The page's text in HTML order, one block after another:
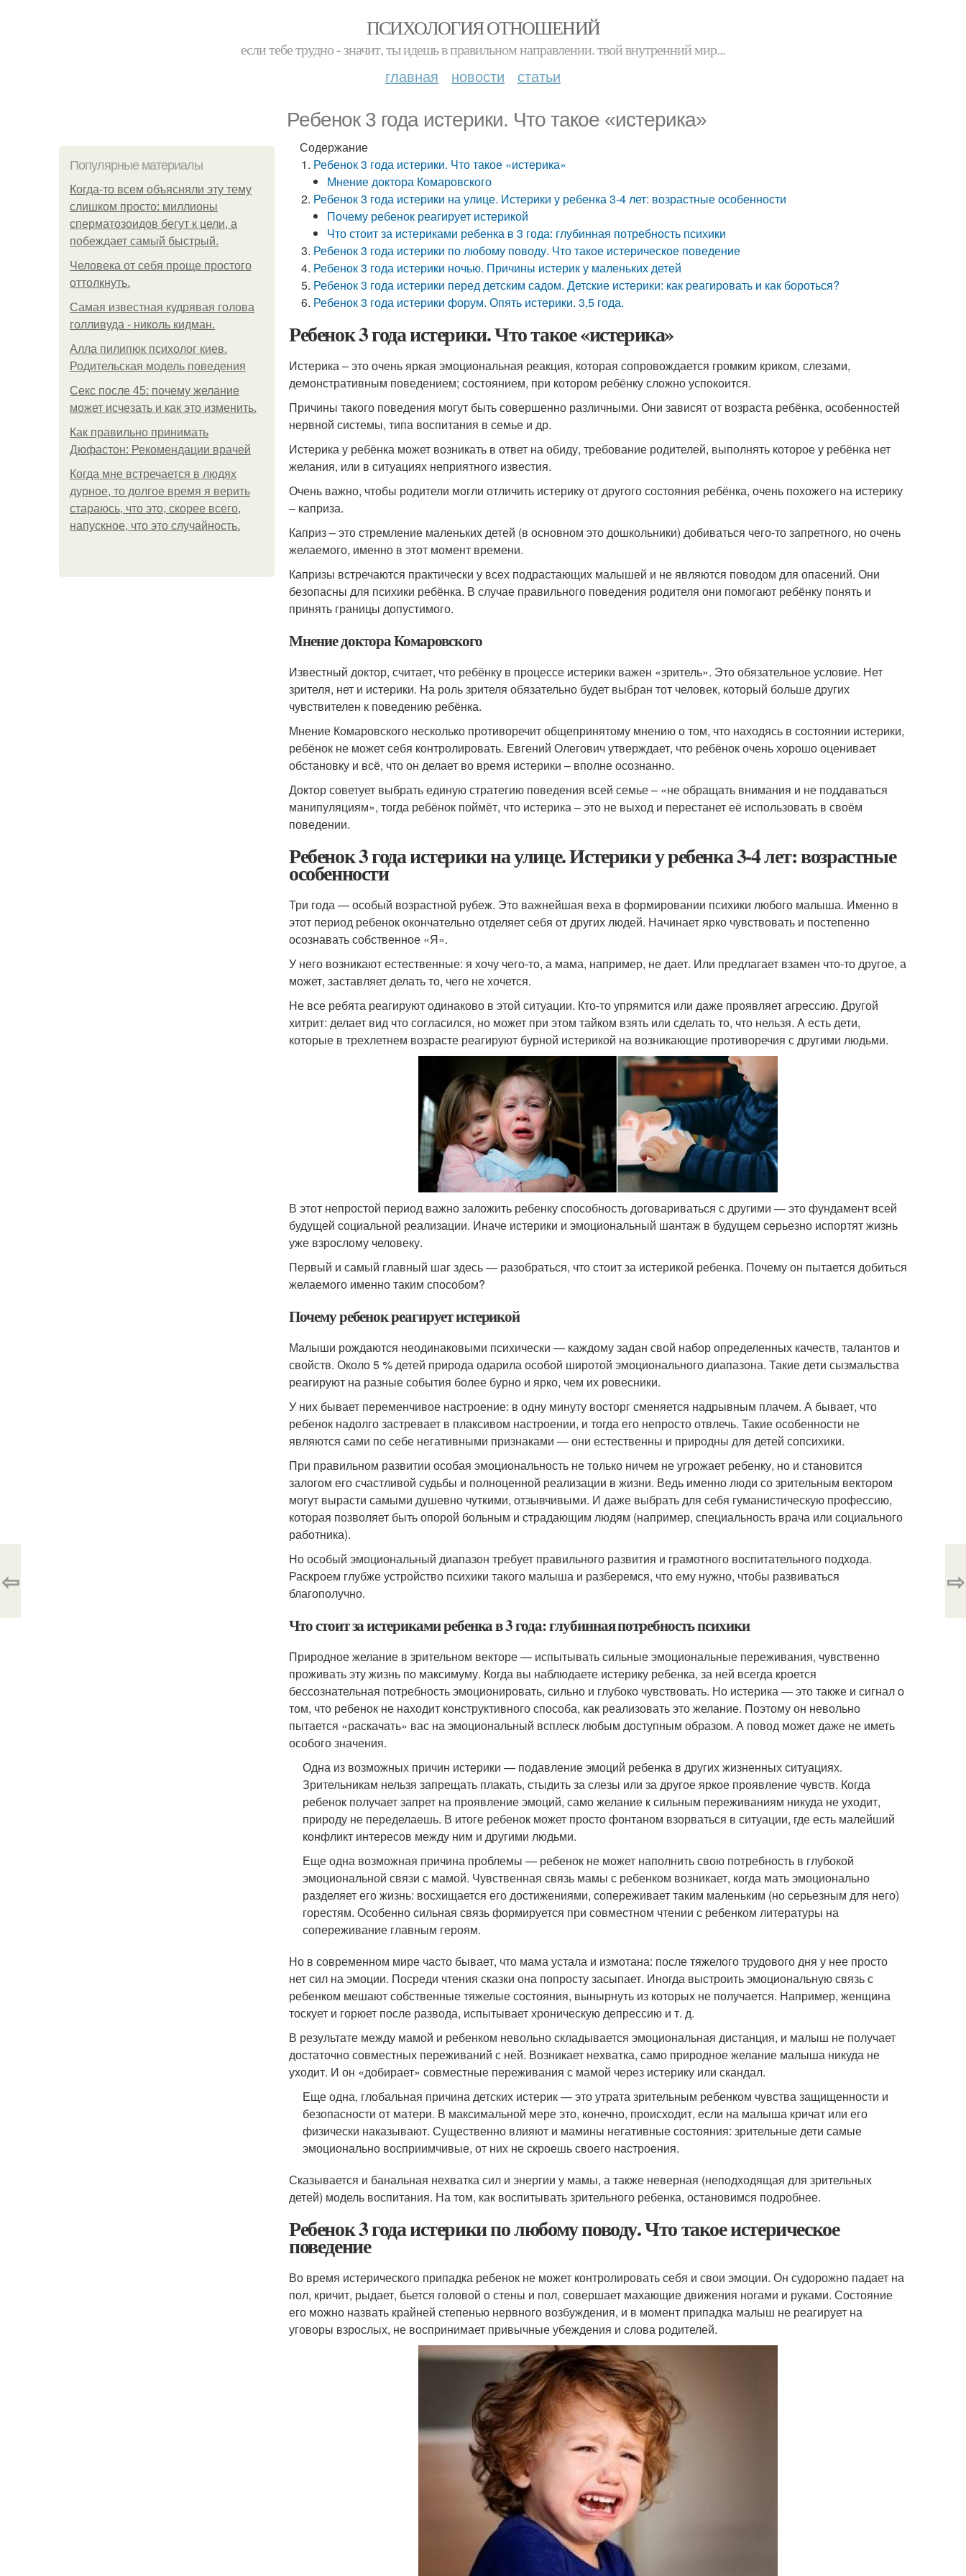
ПСИХОЛОГИЯ ОТНОШЕНИЙ
если тебе трудно - значит, ты идешь в правильном направлении. твой внутренний мир...
главная новости статьи
Ребенок 3 года истерики. Что такое «истерика»
Популярные материалы
Когда-то всем объясняли эту тему
слишком просто: миллионы
сперматозоидов бегут к цели, а
побеждает самый быстрый.
Человека от себя проще простого
оттолкнуть.
Самая известная кудрявая голова
голливуда - николь кидман.
Алла пилипюк психолог киев.
Родительская модель поведения
Секс после 45: почему желание
может исчезать и как это изменить.
Как правильно принимать
Дюфастон: Рекомендации врачей
Когда мне встречается в людях
дурное, то долгое время я верить
стараюсь, что это, скорее всего,
напускное, что это случайность.
Содержание
Ребенок 3 года истерики. Что такое «истерика»
Мнение доктора Комаровского
Ребенок 3 года истерики на улице. Истерики у ребенка 3-4 лет: возрастные особенности
Почему ребенок реагирует истерикой
Что стоит за истериками ребенка в 3 года: глубинная потребность психики
Ребенок 3 года истерики по любому поводу. Что такое истерическое поведение
Ребенок 3 года истерики ночью. Причины истерик у маленьких детей
Ребенок 3 года истерики перед детским садом. Детские истерики: как реагировать и как бороться?
Ребенок 3 года истерики форум. Опять истерики. 3,5 года.
Ребенок 3 года истерики. Что такое «истерика»
Истерика – это очень яркая эмоциональная реакция, которая сопровождается громким криком, слезами,
демонстративным поведением; состоянием, при котором ребёнку сложно успокоится.
Причины такого поведения могут быть совершенно различными. Они зависят от возраста ребёнка, особенностей
нервной системы, типа воспитания в семье и др.
Истерика у ребёнка может возникать в ответ на обиду, требование родителей, выполнять которое у ребёнка нет
желания, или в ситуациях неприятного известия.
Очень важно, чтобы родители могли отличить истерику от другого состояния ребёнка, очень похожего на истерику
– каприза.
Каприз – это стремление маленьких детей (в основном это дошкольники) добиваться чего-то запретного, но очень
желаемого, именно в этот момент времени.
Капризы встречаются практически у всех подрастающих малышей и не являются поводом для опасений. Они
безопасны для психики ребёнка. В случае правильного поведения родителя они помогают ребёнку понять и
принять границы допустимого.
Мнение доктора Комаровского
Известный доктор, считает, что ребёнку в процессе истерики важен «зритель». Это обязательное условие. Нет
зрителя, нет и истерики. На роль зрителя обязательно будет выбран тот человек, который больше других
чувствителен к поведению ребёнка.
Мнение Комаровского несколько противоречит общепринятому мнению о том, что находясь в состоянии истерики,
ребёнок не может себя контролировать. Евгений Олегович утверждает, что ребёнок очень хорошо оценивает
обстановку и всё, что он делает во время истерики – вполне осознанно.
Доктор советует выбрать единую стратегию поведения всей семье – «не обращать внимания и не поддаваться
манипуляциям», тогда ребёнок поймёт, что истерика – это не выход и перестанет её использовать в своём
поведении.
Ребенок 3 года истерики на улице. Истерики у ребенка 3-4 лет: возрастные
особенности
Три года — особый возрастной рубеж. Это важнейшая веха в формировании психики любого малыша. Именно в
этот период ребенок окончательно отделяет себя от других людей. Начинает ярко чувствовать и постепенно
осознавать собственное «Я».
У него возникают естественные: я хочу чего-то, а мама, например, не дает. Или предлагает взамен что-то другое, а
может, заставляет делать то, чего не хочется.
Не все ребята реагируют одинаково в этой ситуации. Кто-то упрямится или даже проявляет агрессию. Другой
хитрит: делает вид что согласился, но может при этом тайком взять или сделать то, что нельзя. А есть дети,
которые в трехлетнем возрасте реагируют бурной истерикой на возникающие противоречия с другими людьми.
В этот непростой период важно заложить ребенку способность договариваться с другими — это фундамент всей
будущей социальной реализации. Иначе истерики и эмоциональный шантаж в будущем серьезно испортят жизнь
уже взрослому человеку.
Первый и самый главный шаг здесь — разобраться, что стоит за истерикой ребенка. Почему он пытается добиться
желаемого именно таким способом?
Почему ребенок реагирует истерикой
Малыши рождаются неодинаковыми психически — каждому задан свой набор определенных качеств, талантов и
свойств. Около 5 % детей природа одарила особой широтой эмоционального диапазона. Такие дети сызмальства
реагируют на разные события более бурно и ярко, чем их ровесники.
У них бывает переменчивое настроение: в одну минуту восторг сменяется надрывным плачем. А бывает, что
ребенок надолго застревает в плаксивом настроении, и тогда его непросто отвлечь. Такие особенности не
являются сами по себе негативными признаками — они естественны и природны для детей сопсихики.
При правильном развитии особая эмоциональность не только ничем не угрожает ребенку, но и становится
залогом его счастливой судьбы и полноценной реализации в жизни. Ведь именно люди со зрительным вектором
могут вырасти самыми душевно чуткими, отзывчивыми. И даже выбрать для себя гуманистическую профессию,
которая позволяет быть опорой больным и страдающим людям (например, специальность врача или социального
работника).
Но особый эмоциональный диапазон требует правильного развития и грамотного воспитательного подхода.
Раскроем глубже устройство психики такого малыша и разберемся, что ему нужно, чтобы развиваться
благополучно.
Что стоит за истериками ребенка в 3 года: глубинная потребность психики
Природное желание в зрительном векторе — испытывать сильные эмоциональные переживания, чувственно
проживать эту жизнь по максимуму. Когда вы наблюдаете истерику ребенка, за ней всегда кроется
бессознательная потребность эмоционировать, сильно и глубоко чувствовать. Но истерика — это также и сигнал о
том, что ребенок не находит конструктивного способа, как реализовать это желание. Поэтому он невольно
пытается «раскачать» вас на эмоциональный всплеск любым доступным образом. А повод может даже не иметь
особого значения.
Одна из возможных причин истерики — подавление эмоций ребенка в других жизненных ситуациях.
Зрительникам нельзя запрещать плакать, стыдить за слезы или за другое яркое проявление чувств. Когда
ребенок получает запрет на проявление эмоций, само желание к сильным переживаниям никуда не уходит,
природу не переделаешь. В итоге ребенок может просто фонтаном взорваться в ситуации, где есть малейший
конфликт интересов между ним и другими людьми.
Еще одна возможная причина проблемы — ребенок не может наполнить свою потребность в глубокой
эмоциональной связи с мамой. Чувственная связь мамы с ребенком возникает, когда мать эмоционально
разделяет его жизнь: восхищается его достижениями, сопереживает таким маленьким (но серьезным для него)
горестям. Особенно сильная связь формируется при совместном чтении с ребенком литературы на
сопереживание главным героям.
Но в современном мире часто бывает, что мама устала и измотана: после тяжелого трудового дня у нее просто
нет сил на эмоции. Посреди чтения сказки она попросту засыпает. Иногда выстроить эмоциональную связь с
ребенком мешают собственные тяжелые состояния, вынырнуть из которых не получается. Например, женщина
тоскует и горюет после развода, испытывает хроническую депрессию и т. д.
В результате между мамой и ребенком невольно складывается эмоциональная дистанция, и малыш не получает
достаточно совместных переживаний с ней. Возникает нехватка, само природное желание малыша никуда не
уходит. И он «добирает» совместные переживания с мамой через истерику или скандал.
Еще одна, глобальная причина детских истерик — это утрата зрительным ребенком чувства защищенности и
безопасности от матери. В максимальной мере это, конечно, происходит, если на малыша кричат или его
физически наказывают. Существенно влияют и мамины негативные состояния: зрительные дети самые
эмоционально восприимчивые, от них не скроешь своего настроения.
Сказывается и банальная нехватка сил и энергии у мамы, а также неверная (неподходящая для зрительных
детей) модель воспитания. На том, как воспитывать зрительного ребенка, остановимся подробнее.
Ребенок 3 года истерики по любому поводу. Что такое истерическое
поведение
Во время истерического припадка ребенок не может контролировать себя и свои эмоции. Он судорожно падает на
пол, кричит, рыдает, бьется головой о стены и пол, совершает махающие движения ногами и руками. Состояние
его можно назвать крайней степенью нервного возбуждения, и в момент припадка малыш не реагирует на
уговоры взрослых, не воспринимает привычные убеждения и слова родителей.
⇦ ⇨